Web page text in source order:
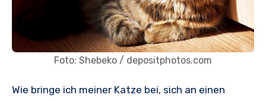
Foto: Shebeko / depositphotos.com
Wie bringe ich meiner Katze bei, sich an einen